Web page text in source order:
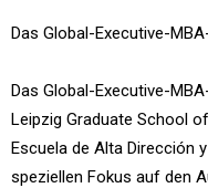
Das Global-Executive-
Das Global-Executive-
Leipzig Graduate School
Escuela de Alta Dirección
speziellen Fokus auf den